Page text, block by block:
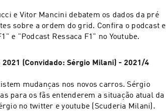
e Vitor Mancini debatem os dados da pré
sobre a ordem do grid. Confira o podcast e
e "Podcast Ressaca F1" no Youtube.
2021 (Convidado: Sérgio Milani) - 2021/4
mudanças nos novos carros. Sérgio
para os fãs entenderem a situação atual da
no twitter e youtube (Scuderia Milani).